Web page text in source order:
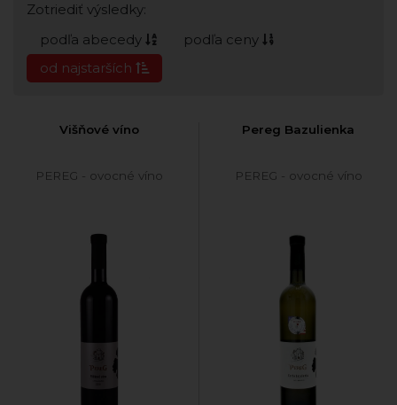
Zotriediť výsledky:
podľa abecedy
podľa ceny
od najstarších
Višňové víno
PEREG - ovocné víno
Pereg Bazulienka
PEREG - ovocné víno